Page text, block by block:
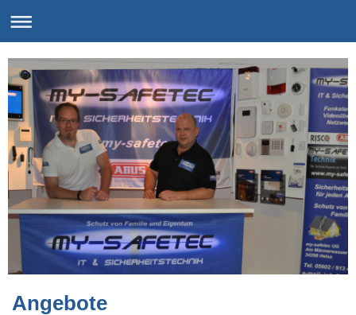
Angebote